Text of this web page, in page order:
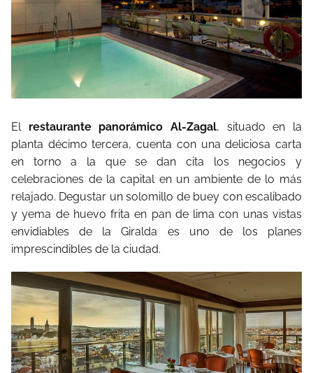
El restaurante panorámico Al-Zagal, situado en la
planta décimo tercera, cuenta con una deliciosa carta
en torno a la que se dan cita los negocios y
celebraciones de la capital en un ambiente de lo más
relajado. Degustar un solomillo de buey con escalibado
y yema de huevo frita en pan de lima con unas vistas
envidiables de la Giralda es uno de los planes
imprescindibles de la ciudad.